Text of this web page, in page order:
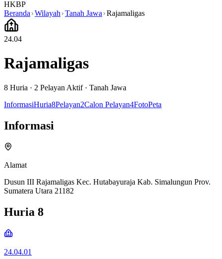
HKBP
Beranda Wilayah Tanah Jawa Rajamaligas
24.04
Rajamaligas
8 Huria · 2 Pelayan Aktif· Tanah Jawa
InformasiHuria8Pelayan2Calon Pelayan4FotoPeta
Informasi
Alamat
Dusun III Rajamaligas Kec. Hutabayuraja Kab. Simalungun Prov.
Sumatera Utara 21182
Huria 8
24.04.01